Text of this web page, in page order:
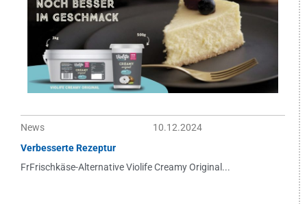
News
10.12.2024
Verbesserte Rezeptur
FrFrischkäse-Alternative Violife Creamy Original...